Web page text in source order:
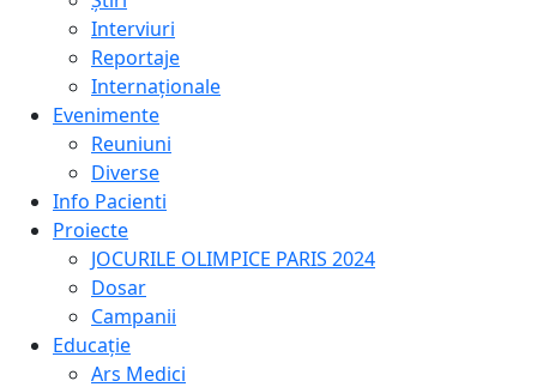
Interviuri
Reportaje
Internaționale
Evenimente
Reuniuni
Diverse
Info Pacienti
Proiecte
JOCURILE OLIMPICE PARIS 2024
Dosar
Campanii
Educație
Ars Medici